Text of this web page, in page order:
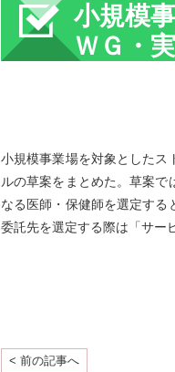
小規模
ＷＧ・
小規模事業場を対象としたス
ルの草案をまとめた。草案
なる医師・保健師を選定する
委託先を選定する際は「サー
< 前の記事へ